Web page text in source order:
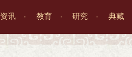
资讯 教育 研究 典藏